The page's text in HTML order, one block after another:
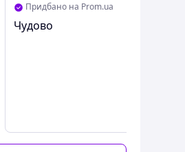
та брелком у
см .
та дощу.
Придбано на Prom.ua
Чудово